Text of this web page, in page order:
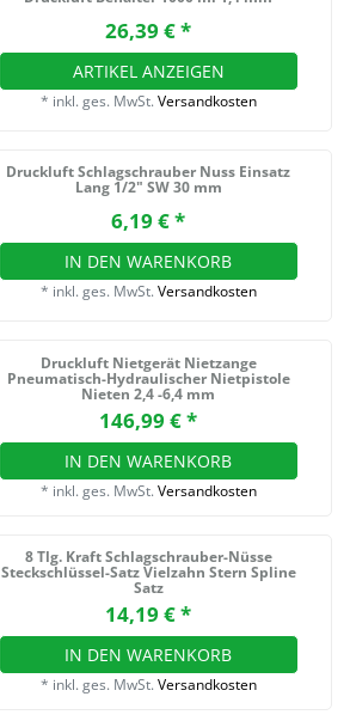
26,39 € *
ARTIKEL ANZEIGEN
* inkl. ges. MwSt. Versandkosten
Druckluft Schlagschrauber Nuss Einsatz
Lang 1/2" SW 30 mm
6,19 € *
IN DEN WARENKORB
* inkl. ges. MwSt. Versandkosten
Druckluft Nietgerät Nietzange
Pneumatisch-Hydraulischer Nietpistole
Nieten 2,4 -6,4 mm
146,99 € *
IN DEN WARENKORB
* inkl. ges. MwSt. Versandkosten
8 Tlg. Kraft Schlagschrauber-Nüsse
Steckschlüssel-Satz Vielzahn Stern Spline
Satz
14,19 € *
IN DEN WARENKORB
* inkl. ges. MwSt. Versandkosten